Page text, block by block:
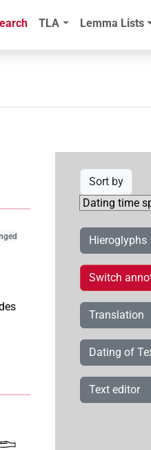
TLA Lemma Lists
Sort by
Hieroglyphs
Switch
Translation
Dating of
Text editor